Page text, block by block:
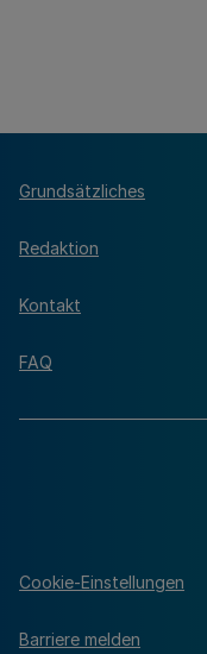
Grundsätzliches
Redaktion
Kontakt
FAQ
Cookie-Einstellungen
Barriere melden